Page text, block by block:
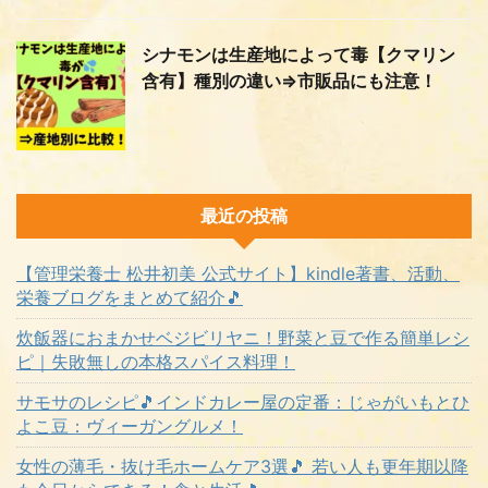
シナモンは生産地によって毒【クマリン
含有】種別の違い⇒市販品にも注意！
最近の投稿
【管理栄養士 松井初美 公式サイト】kindle著書、活動、
栄養ブログをまとめて紹介🎵
炊飯器におまかせベジビリヤニ！野菜と豆で作る簡単レシ
ピ｜失敗無しの本格スパイス料理！
サモサのレシピ🎵インドカレー屋の定番：じゃがいもとひ
よこ豆：ヴィーガングルメ！
女性の薄毛・抜け毛ホームケア3選🎵 若い人も更年期以降